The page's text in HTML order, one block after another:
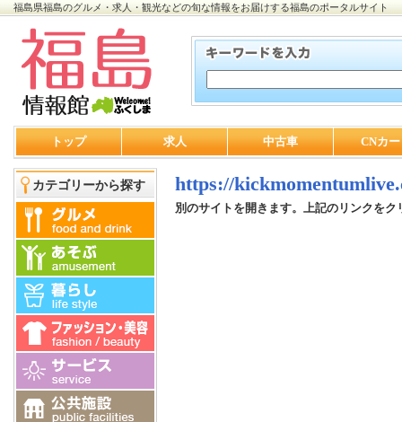
福島県福島のグルメ・求人・観光などの旬な情報をお届けする福島のポータルサイト
トップ 求人 中古車 CNカ
カテゴリーから探す https://
別のサイトを開きます。上記のリンクをク